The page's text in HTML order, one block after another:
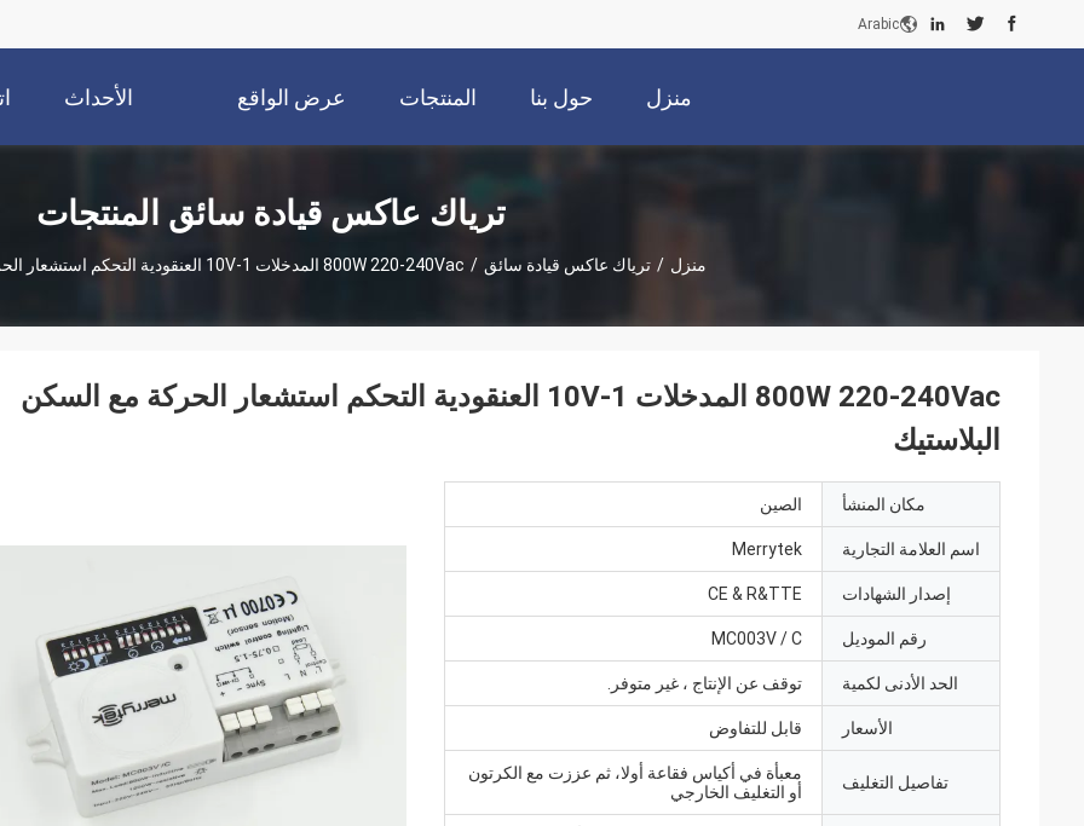
Arabic
منزل حول بنا المنتجات عرض الواقع
الافتراضي
الأحداث
ترياك عاكس قيادة سائق المنتجات
منزل / ترياك عاكس قيادة سائق / 800W 220-240Vac المدخلات 1-10V العنقودية التحكم استشعار الحركة مع السكن البلاستيك
800W 220-240Vac المدخلات 1-10V العنقودية التحكم استشعار الحركة مع السكن
البلاستيك
مكان المنشأ الصين
اسم العلامة التجارية Merrytek
إصدار الشهادات CE & R&TTE
رقم الموديل MC003V / C
الحد الأدنى لكمية توقف عن الإنتاج ، غير متوفر.
الأسعار قابل للتفاوض
تفاصيل التغليف
معبأة في أكياس فقاعة أولا، ثم عززت مع الكرتون
أو التغليف الخارجي